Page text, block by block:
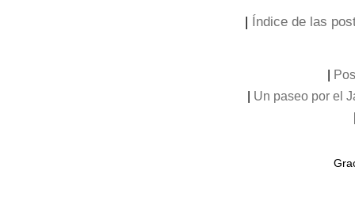
| Índice de las
Un paseo por el